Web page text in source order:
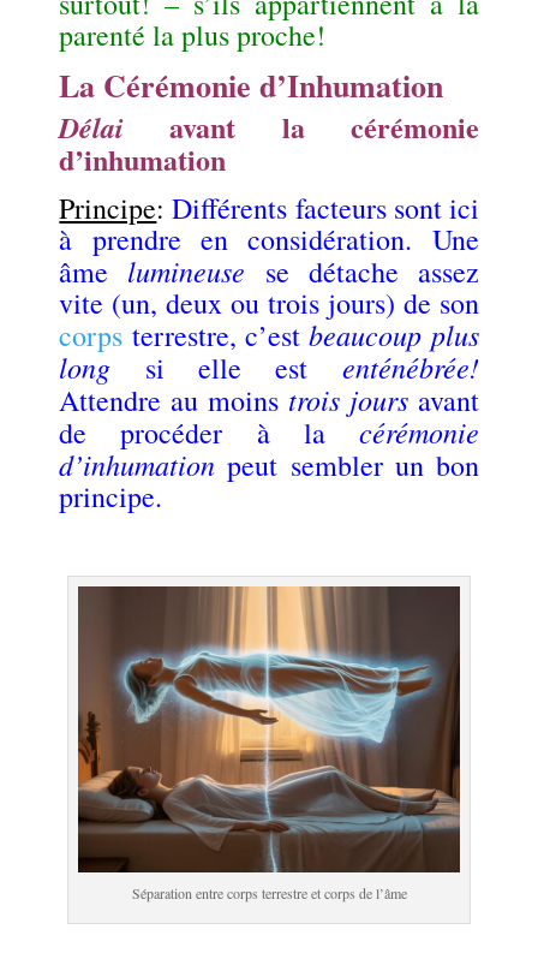
parenté la plus proche!
La Cérémonie d’Inhumation
Délai avant la cérémonie
d’inhumation
Principe:Différents facteurs sont ici
à prendre en considération. Une
âme lumineuse se détache assez
vite (un, deux ou trois jours) de son
corps terrestre, c’estbeaucoup plus
long si elle est enténébrée!
Attendre au moins trois joursavant
de procéder à la cérémonie
d’inhumation peut sembler un bon
principe.
Séparation entre corps terrestre et corps de l’âme